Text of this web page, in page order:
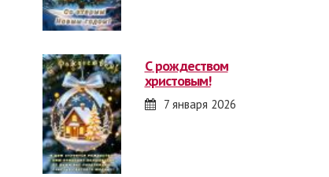
с рождеством
христовым!
7 января 2026